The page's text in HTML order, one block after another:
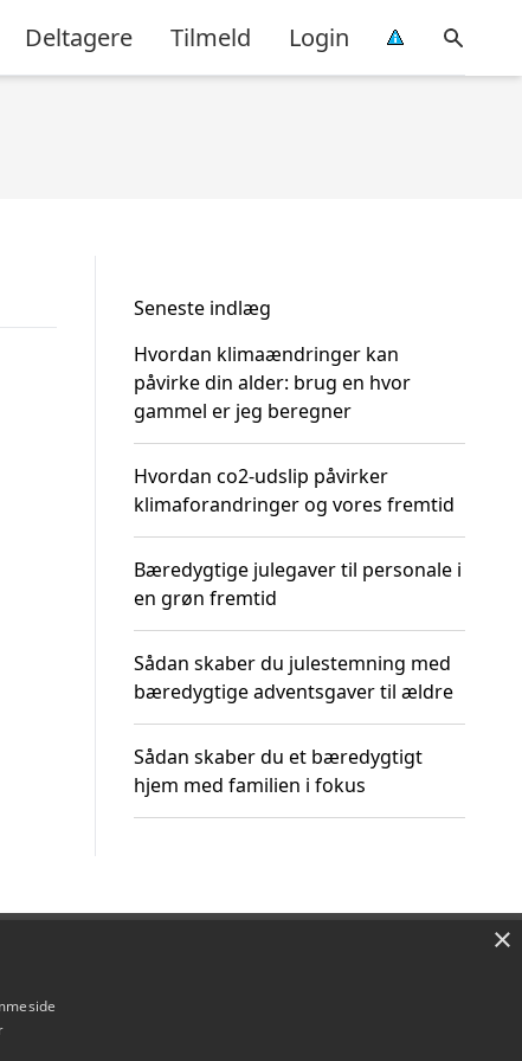
Deltagere Tilmeld Login
Seneste indlæg
Hvordan klimaændringer kan
påvirke din alder: brug en hvor
gammel er jeg beregner
Hvordan co2-udslip påvirker
klimaforandringer og vores fremtid
Bæredygtige julegaver til personale i
en grøn fremtid
Sådan skaber du julestemning med
bæredygtige adventsgaver til ældre
Sådan skaber du et bæredygtigt
hjem med familien i fokus
×